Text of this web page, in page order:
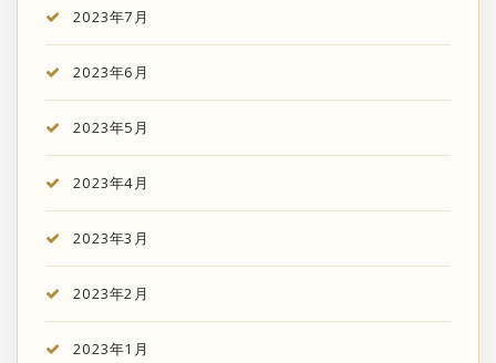
2023年7月
2023年6月
2023年5月
2023年4月
2023年3月
2023年2月
2023年1月